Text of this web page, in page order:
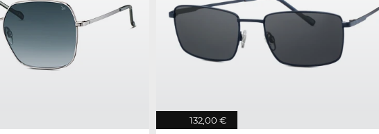
132,00 €